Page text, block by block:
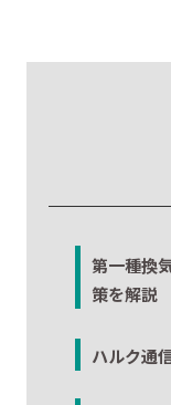
第一種換
策を解説
ハルク通